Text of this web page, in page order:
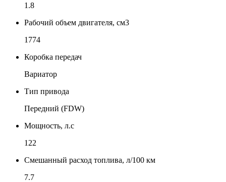
1.8
Рабочий объем двигателя, см3
1774
Коробка передач
Вариатор
Тип привода
Передний (FDW)
Мощность, л.с
122
Смешанный расход топлива, л/100 км
7.7